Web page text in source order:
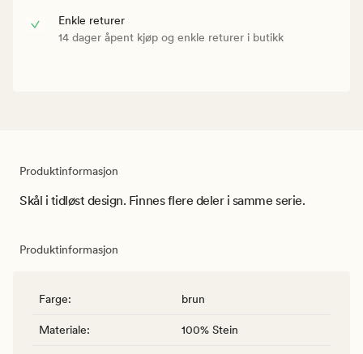
Enkle returer
14 dager åpent kjøp og enkle returer i butikk
Produktinformasjon
Skål i tidløst design. Finnes flere deler i samme serie.
Produktinformasjon
Farge: brun
Materiale: 100% Stein